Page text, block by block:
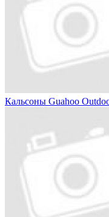
Кальсоны Guahoo